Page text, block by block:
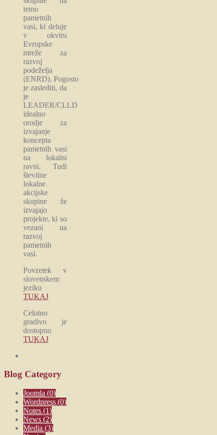
temo
pametnih
vasi, ki deluje
v okviru
Evropske
mreže za
razvoj
podeželja
(ENRD). Pogosto
je zaslediti, da
je
LEADER/CLLD
idealno
orodje za
izvajanje
koncepta
pametnih vasi
na lokalni
ravni. Tudi
številne
lokalne
akcijske
skupine že
izvajajo
projekte, ki so
vezani na
razvoj
pametnih
vasi.
Povzetek v
slovenskem
jeziku
TUKAJ
Celotno
gradivo je
dostopno
TUKAJ
Blog Category
Joomla (0)
Wordpress (0)
Notes (1)
News (2)
Media (3)